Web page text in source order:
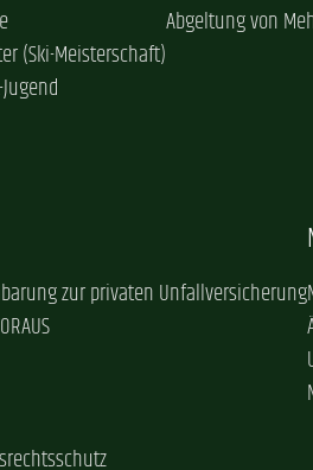
(Ski-Meisterschaft)
Abgeltung von
zur privaten Unfallversicherung